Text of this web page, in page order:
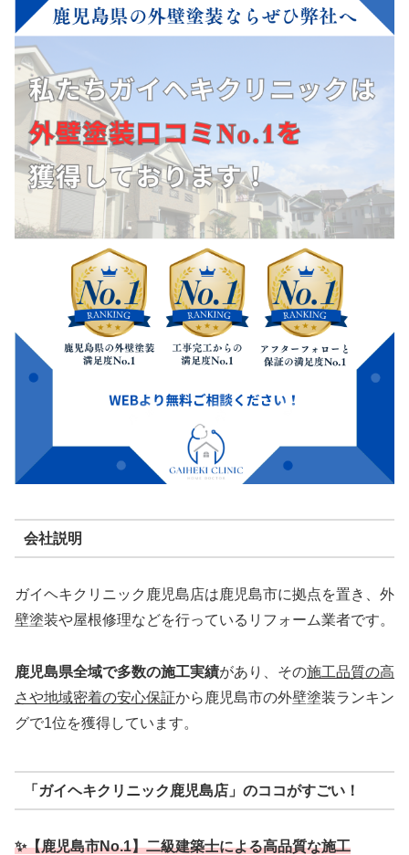
会社説明
ガイヘキクリニック鹿児島店は鹿児島市に拠点を置き、外
壁塗装や屋根修理などを行っているリフォーム業者です。
鹿児島県全域で多数の施工実績があり、その施工品質の高
さや地域密着の安心保証から鹿児島市の外壁塗装ランキン
グで1位を獲得しています。
「ガイヘキクリニック鹿児島店」のココがすごい！
✨【鹿児島市No.1】二級建築士による高品質な施工